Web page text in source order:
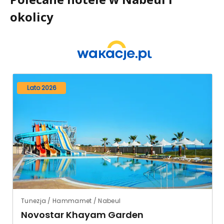
okolicy
Lato 2026
Tunezja / Hammamet / Nabeul
Novostar Khayam Garden